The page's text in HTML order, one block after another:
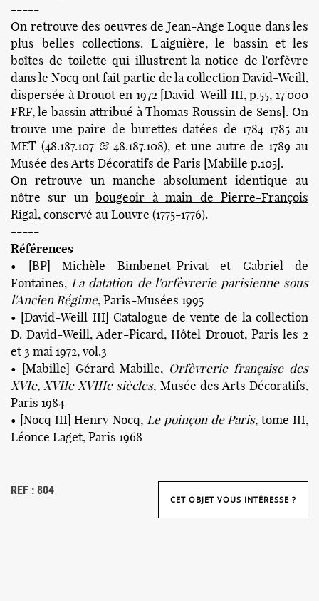
-----
On retrouve des oeuvres de Jean-Ange Loque dans les
plus belles collections. L'aiguière, le bassin et les
boîtes de toilette qui illustrent la notice de l'orfèvre
dans le Nocq ont fait partie de la collection David-Weill,
dispersée à Drouot en 1972 [David-Weill III, p.55, 17'000
FRF, le bassin attribué à Thomas Roussin de Sens]. On
trouve une paire de burettes datées de 1784-1785 au
MET (48.187.107 & 48.187.108), et une autre de 1789 au
Musée des Arts Décoratifs de Paris [Mabille p.105].
On retrouve un manche absolument identique au
nôtre sur unbougeoir à main de Pierre-François
Rigal, conservé au Louvre (1775-1776).
-----
Références
• [BP] Michèle Bimbenet-Privat et Gabriel de
Fontaines, La datation de l'orfèvrerie parisienne sous
l'Ancien Régime, Paris-Musées 1995
• [David-Weill III] Catalogue de vente de la collection
D. David-Weill, Ader-Picard, Hôtel Drouot, Paris les 2
et 3 mai 1972, vol.3
• [Mabille] Gérard Mabille, Orfèvrerie française des
XVIe, XVIIe XVIIIe siècles, Musée des Arts Décoratifs,
Paris 1984
• [Nocq III] Henry Nocq, Le poinçon de Paris, tome III,
Léonce Laget, Paris 1968
REF : 804
CET OBJET VOUS INTÉRESSE ?